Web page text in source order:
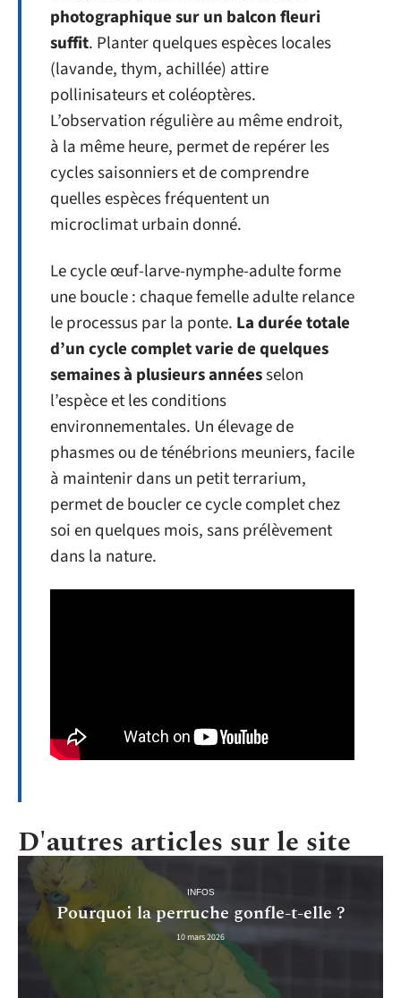
photographique sur un balcon fleuri
suffit. Planter quelques espèces locales
(lavande, thym, achillée) attire
pollinisateurs et coléoptères.
L’observation régulière au même endroit,
à la même heure, permet de repérer les
cycles saisonniers et de comprendre
quelles espèces fréquentent un
microclimat urbain donné.
Le cycle œuf-larve-nymphe-adulte forme
une boucle : chaque femelle adulte relance
le processus par la ponte. La durée totale
d’un cycle complet varie de quelques
semaines à plusieurs annéesselon
l’espèce et les conditions
environnementales. Un élevage de
phasmes ou de ténébrions meuniers, facile
à maintenir dans un petit terrarium,
permet de boucler ce cycle complet chez
soi en quelques mois, sans prélèvement
dans la nature.
D'autres articles sur le site
INFOS
Pourquoi la perruche gonfle-t-elle ?
10 mars 2026